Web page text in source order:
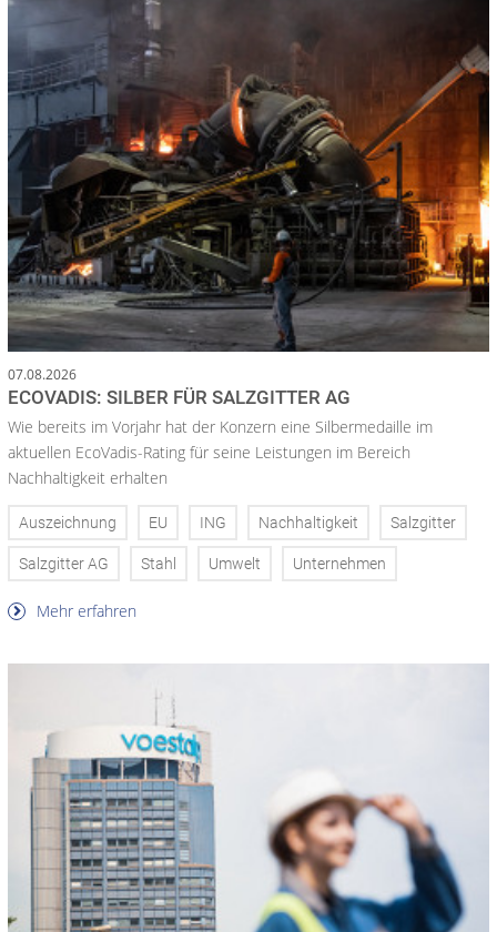
07.08.2026
ECOVADIS: SILBER FÜR SALZGITTER AG
Wie bereits im Vorjahr hat der Konzern eine Silbermedaille im
aktuellen EcoVadis-Rating für seine Leistungen im Bereich
Nachhaltigkeit erhalten
Auszeichnung EU ING Nachhaltigkeit Salzgitter
Salzgitter AG Stahl Umwelt Unternehmen
Mehr erfahren